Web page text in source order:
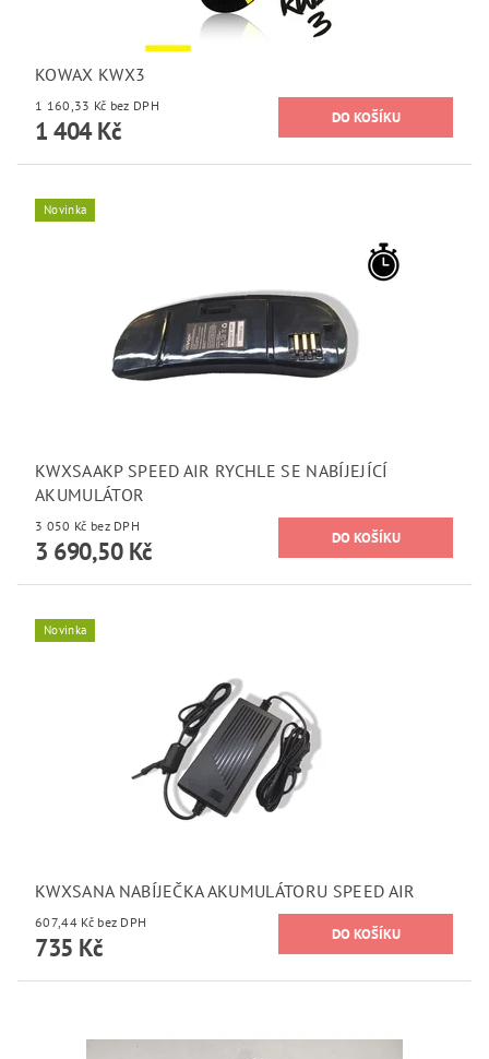
KOWAX KWX3
1 160,33 Kč bez DPH
1 404 Kč
Novinka
KWXSAAKP SPEED AIR RYCHLE SE NABÍJEJÍCÍ
AKUMULÁTOR
3 050 Kč bez DPH
3 690,50 Kč
Novinka
KWXSANA NABÍJEČKA AKUMULÁTORU SPEED AIR
607,44 Kč bez DPH
735 Kč